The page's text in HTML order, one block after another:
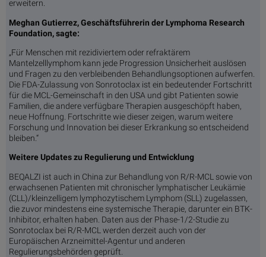
erweitern.
Meghan Gutierrez, Geschäftsführerin der Lymphoma Research
Foundation, sagte:
„Für Menschen mit rezidiviertem oder refraktärem
Mantelzelllymphom kann jede Progression Unsicherheit auslösen
und Fragen zu den verbleibenden Behandlungsoptionen aufwerfen.
Die FDA-Zulassung von Sonrotoclax ist ein bedeutender Fortschritt
für die MCL-Gemeinschaft in den USA und gibt Patienten sowie
Familien, die andere verfügbare Therapien ausgeschöpft haben,
neue Hoffnung. Fortschritte wie dieser zeigen, warum weitere
Forschung und Innovation bei dieser Erkrankung so entscheidend
bleiben.“
Weitere Updates zu Regulierung und Entwicklung
BEQALZI ist auch in China zur Behandlung von R/R-MCL sowie von
erwachsenen Patienten mit chronischer lymphatischer Leukämie
(CLL)/kleinzelligem lymphozytischem Lymphom (SLL) zugelassen,
die zuvor mindestens eine systemische Therapie, darunter ein BTK-
Inhibitor, erhalten haben. Daten aus der Phase-1/2-Studie zu
Sonrotoclax bei R/R-MCL werden derzeit auch von der
Europäischen Arzneimittel-Agentur und anderen
Regulierungsbehörden geprüft.